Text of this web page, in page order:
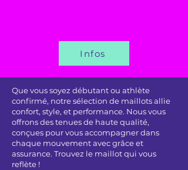
Infos
Que vous soyez débutant ou athlète
confirmé, notre sélection de maillots allie
confort, style, et performance. Nous vous
offrons des tenues de haute qualité,
conçues pour vous accompagner dans
chaque mouvement avec grâce et
assurance. Trouvez le maillot qui vous
reflète !